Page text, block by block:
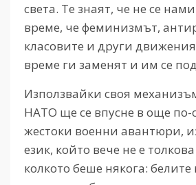
света. Те знаят, че не се
време, че феминизмът,
класовите и други
време ги заменят и им се
Използвайки своя
НАТО ще се впусне в още по-
жестоки военни авантюри,
език, който вече не е
колкото беше някога: